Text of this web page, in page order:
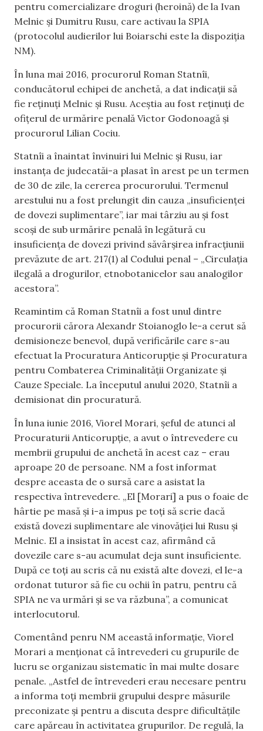
pentru comercializare droguri (heroină) de la Ivan
Melnic și Dumitru Rusu, care activau la SPIA
(protocolul audierilor lui Boiarschi este la dispoziția
NM).
În luna mai 2016, procurorul Roman Statnîi,
conducătorul echipei de anchetă, a dat indicații să
fie reținuți Melnic și Rusu. Aceștia au fost reținuți de
ofițerul de urmărire penală Victor Godonoagă și
procurorul Lilian Cociu.
Statnîi a înaintat învinuiri lui Melnic și Rusu, iar
instanța de judecatăi-a plasat în arest pe un termen
de 30 de zile, la cererea procurorului. Termenul
arestului nu a fost prelungit din cauza „insuficienței
de dovezi suplimentare”, iar mai târziu au și fost
scoși de sub urmărire penală în legătură cu
insuficiența de dovezi privind săvârșirea infracțiunii
prevăzute de art. 217(1) al Codului penal – „Circulația
ilegală a drogurilor, etnobotanicelor sau analogilor
acestora”.
Reamintim că Roman Statnîi a fost unul dintre
procurorii cărora Alexandr Stoianoglo le-a cerut să
demisioneze benevol, după verificările care s-au
efectuat la Procuratura Anticorupție și Procuratura
pentru Combaterea Criminalității Organizate și
Cauze Speciale. La începutul anului 2020, Statnîi a
demisionat din procuratură.
În luna iunie 2016, Viorel Morari, șeful de atunci al
Procuraturii Anticorupție, a avut o întrevedere cu
membrii grupului de anchetă în acest caz – erau
aproape 20 de persoane. NM a fost informat
despre aceasta de o sursă care a asistat la
respectiva întrevedere. „El [Morari] a pus o foaie de
hârtie pe masă și i-a impus pe toți să scrie dacă
există dovezi suplimentare ale vinovăției lui Rusu și
Melnic. El a insistat în acest caz, afirmând că
dovezile care s-au acumulat deja sunt insuficiente.
După ce toți au scris că nu există alte dovezi, el le-a
ordonat tuturor să fie cu ochii în patru, pentru că
SPIA ne va urmări și se va răzbuna”, a comunicat
interlocutorul.
Comentând penru NM această informație, Viorel
Morari a menționat că întrevederi cu grupurile de
lucru se organizau sistematic în mai multe dosare
penale. „Astfel de întrevederi erau necesare pentru
a informa toți membrii grupului despre măsurile
preconizate și pentru a discuta despre dificultățile
care apăreau în activitatea grupurilor. De regulă, la